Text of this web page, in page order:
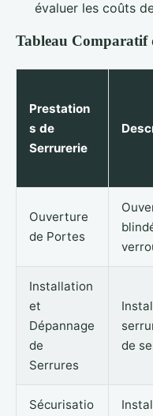
évaluer les coûts
Tableau Comparatif
Prestation
s de
Serrurerie
Ouverture
de Portes
Installation
et
Dépannage
de
Serrures
de
Sécurisatio